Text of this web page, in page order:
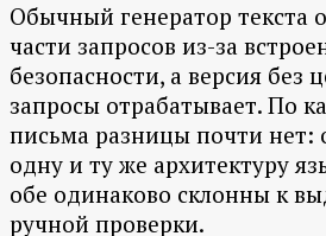
Обычный генератор текста
части запросов из-за
безопасности, а версия без
запросы отрабатывает. По
письма разницы почти нет:
одну и ту же архитектуру
обе одинаково склонны к
ручной проверки.